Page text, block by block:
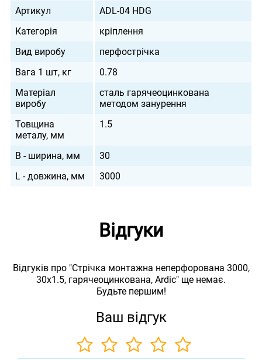
Артикул
ADL-04 HDG
Категорія
кріплення
Вид виробу
перфострічка
Вага 1 шт, кг
0.78
Матеріал
виробу
сталь гарячеоцинкована
методом занурення
Товщина
металу, мм
1.5
B - ширина, мм
30
L - довжина, мм
3000
Відгуки
Відгуків про "Стрічка монтажна неперфорована 3000,
30х1.5, гарячеоцинкована, Ardic" ще немає.
Будьте першим!
Ваш відгук